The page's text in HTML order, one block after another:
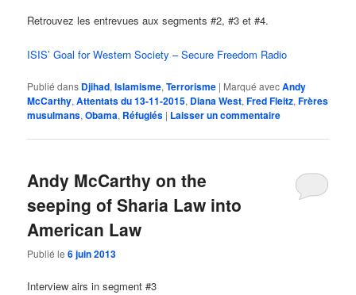
Retrouvez les entrevues aux segments #2, #3 et #4.
ISIS’ Goal for Western Society – Secure Freedom Radio
Publié dans Djihad,Islamisme,Terrorisme | Marqué avecAndy
McCarthy,Attentats du 13-11-2015, Diana West,Fred Fleitz,Frères
musulmans,Obama, Réfugiés | Laisser un commentaire
Andy McCarthy on the
seeping of Sharia Law into
American Law
Publié le6 juin 2013
Interview airs in segment #3